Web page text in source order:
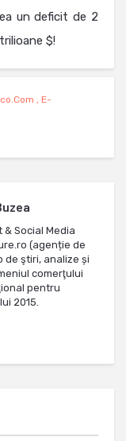
un deficit de 2
$!
, E-
Social Media
(agenție de
de ştiri, analize și
comerţului
pentru
2015.